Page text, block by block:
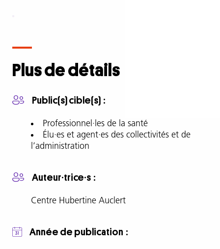
complète
objectifs
Mesurer
cyberviolences
de
violences
Plus de détails
Public(s) cible(s)
Professionnel·les de la santé
Élu·es et agent·es des collectivités et de
l’administration
Auteur·trice·s
Centre Hubertine Auclert
Année de publication